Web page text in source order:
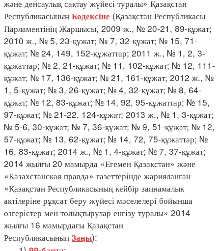
және денсаулық сақтау жүйесі туралы» Қазақстан
Республикасының Кодексіне (Қазақстан Республикасы
Парламентінің Жаршысы, 2009 ж., № 20-21, 89-құжат;
2010 ж., № 5, 23-құжат; № 7, 32-құжат; № 15, 71-
құжат; № 24, 149, 152-құжаттар; 2011 ж., № 1, 2, 3-
құжаттар; № 2, 21-құжат; № 11, 102-құжат; № 12, 111-
құжат; № 17, 136-құжат; № 21, 161-құжат; 2012 ж., №
1, 5-құжат; № 3, 26-құжат; № 4, 32-құжат; № 8, 64-
құжат; № 12, 83-құжат; № 14, 92, 95-құжаттар; № 15,
97-құжат; № 21-22, 124-құжат; 2013 ж., № 1, 3-құжат;
№ 5-6, 30-құжат; № 7, 36-құжат; № 9, 51-құжат; № 12,
57-құжат; № 13, 62-құжат; № 14, 72, 75-құжаттар; №
16, 83-құжат; 2014 ж., № 1, 4-құжат; № 7, 37-құжат;
2014 жылғы 20 мамырда «Егемен Қазақстан» және
«Казахстанская правда» газеттерінде жарияланған
«Қазақстан Республикасының кейбір заңнамалық
актілеріне рұқсат беру жүйесі мәселелері бойынша
өзгерістер мен толықтырулар енгізу туралы» 2014
жылғы 16 мамырдағы Қазақстан
Республикасының Заңы):